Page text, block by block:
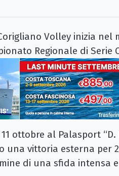
Corigliano Volley inizia
Regionale di Serie
ottobre al Palasport “D.
vittoria esterna per
di una sfida intensa